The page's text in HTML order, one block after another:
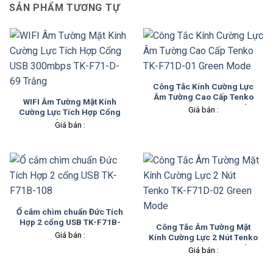
SẢN PHẨM TƯƠNG TỰ
WIFI Âm Tường Mặt Kính
Cường Lực Tích Hợp Cổng
USB 300mbps TK-F71-D-69
Giá bán :
Công Tắc Kính Cường Lực
Âm Tường Cao Cấp Tenko
TK-F71D-01 Green Mode
Giá bán :
Ổ cắm chìm chuẩn Đức Tích
Hợp 2 cổng USB TK-F71B-
108
Giá bán :
Công Tắc Âm Tường Mặt
Kính Cường Lực 2 Nút Tenko
TK-F71D-02 Green Mode
Giá bán :